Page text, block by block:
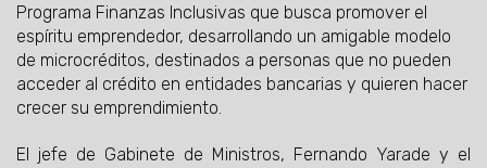
Programa Finanzas Inclusivas que busca promover el
espíritu emprendedor, desarrollando un amigable modelo
de microcréditos, destinados a personas que no pueden
acceder al crédito en entidades bancarias y quieren hacer
crecer su emprendimiento.
El jefe de Gabinete de Ministros, Fernando Yarade y el